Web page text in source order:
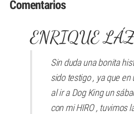
Comentarios
ENRIQUE
Sin duda una bonita
sido testigo , ya que en
al ir a Dog King un
con mi HIRO , tuvimos